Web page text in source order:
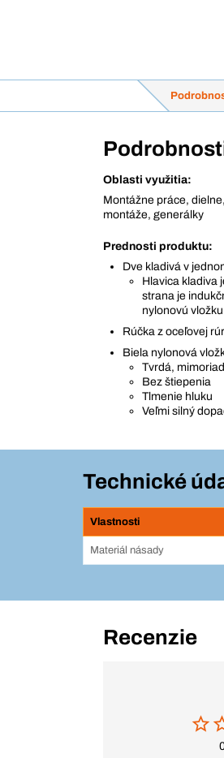
Oblasti využitia:
Montážne práce,
montáže, generálky
Prednosti produktu:
Dve kladivá v
Hlavica kladiva
strana je
nylonovú vložku
Rúčka z oceľovej
Biela nylonová
Tvrdá,
Bez štiepenia
Tlmenie hluku
Veľmi silný
Technické
Vlastnosti
Materiál násady
Recenzie